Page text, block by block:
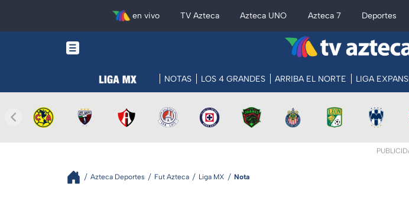
en vivo TV Azteca Azteca UNO Azteca 7 Deportes
NOTAS LOS 4 GRANDES ARRIBA EL NORTE LIGA
Azteca Deportes Fut Azteca Liga MX Nota